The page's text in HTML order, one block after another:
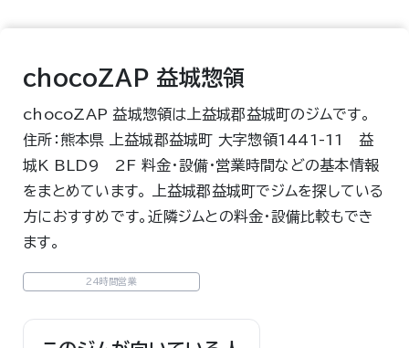
chocoZAP 益城惣領
chocoZAP 益城惣領は上益城郡益城町のジムです。
住所：熊本県 上益城郡益城町 大字惣領1441-11 益
城K BLD9 2F 料金・設備・営業時間などの基本情報
をまとめています。 上益城郡益城町でジムを探している
方におすすめです。近隣ジムとの料金・設備比較もでき
ます。
24時間営業